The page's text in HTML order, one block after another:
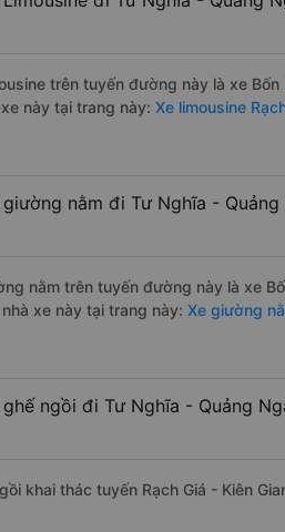
trên tuyến đường này là xe
này tại trang này: Xe limousine
nằm đi Tư Nghĩa -
nằm trên tuyến đường này là xe
xe này tại trang này: Xe giường
ngồi đi Tư Nghĩa - Quảng
khai thác tuyến Rạch Giá - Kiên